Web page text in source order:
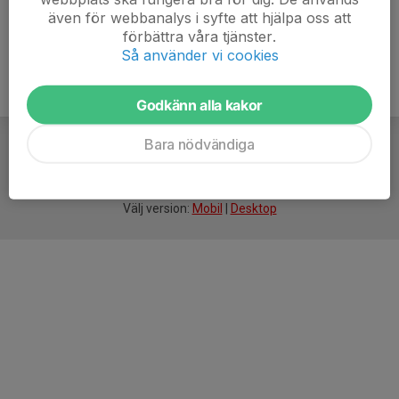
Välj version: Mobil Desktop
även för webbanalys i syfte att hjälpa oss att
förbättra våra tjänster.
Så använder vi cookies
Godkänn alla kakor
Bara nödvändiga